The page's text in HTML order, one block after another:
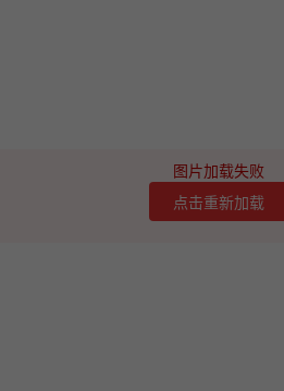
图片加载失败
点击重新加载